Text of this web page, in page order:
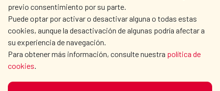
previo consentimiento por su parte.
Puede optar por activar o desactivar alguna o todas estas
cookies, aunque la desactivación de algunas podría afectar a
su experiencia de navegación.
Para obtener más información, consulte nuestra política de
cookies.
OUR SOCIAL MEDIA